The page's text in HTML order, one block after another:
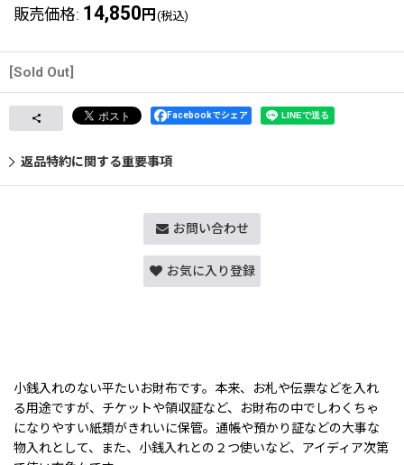
販売価格: 14,850 円 (税込)
[Sold Out]
Facebookでシェア
返品特約に関する重要事項
お問い合わせ
お気に入り登録
小銭入れのない平たいお財布です。本来、お札や伝票などを入れ
る用途ですが、チケットや領収証など、お財布の中でしわくちゃ
になりやすい紙類がきれいに保管。通帳や預かり証などの大事な
物入れとして、また、小銭入れとの２つ使いなど、アイディア次第